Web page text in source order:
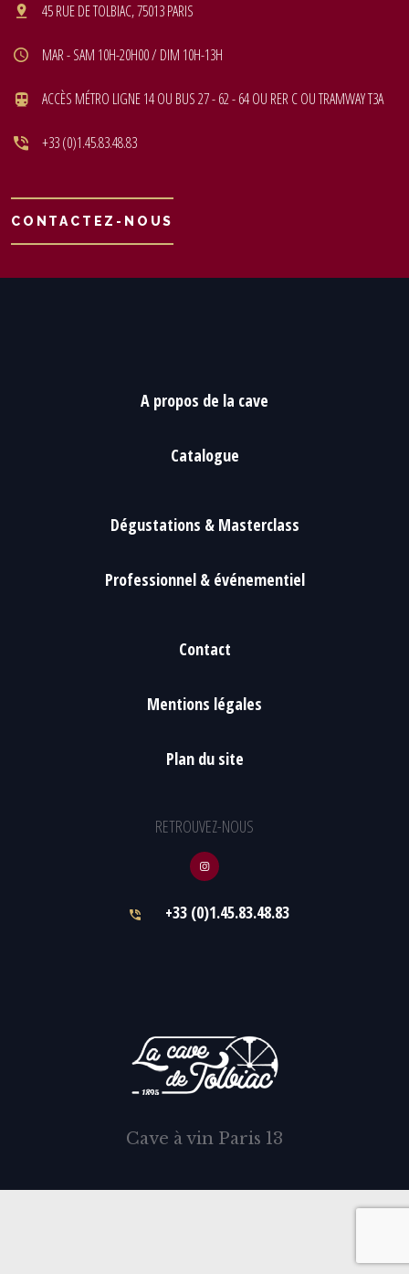
45 RUE DE TOLBIAC, 75013 PARIS
MAR - SAM 10H-20H00 / DIM 10H-13H
ACCÈS MÉTRO LIGNE 14 OU BUS 27 - 62 - 64 OU RER C OU TRAMWAY T3A
+33 (0)1.45.83.48.83
CONTACTEZ-NOUS
A propos de la cave
Catalogue
Dégustations & Masterclass
Professionnel & événementiel
Contact
Mentions légales
Plan du site
RETROUVEZ-NOUS
+33 (0)1.45.83.48.83
Cave à vin Paris 13